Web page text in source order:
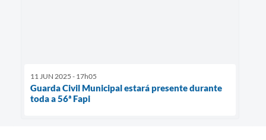
11 JUN 2025 - 17h05
Guarda Civil Municipal estará presente durante
toda a 56ª Fapi